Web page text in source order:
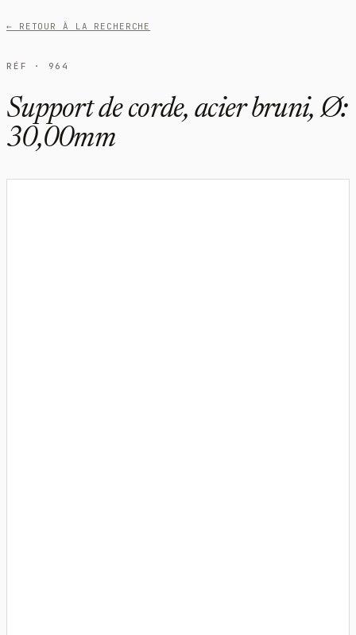
← RETOUR À LA RECHERCHE
RÉF · 964
Support de corde, acier bruni, Ø:
30,00mm